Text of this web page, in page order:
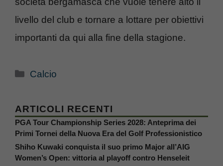
livello del club e tornare a lottare per obiettivi
importanti da qui alla fine della stagione.
Categorie
Calcio
ARTICOLI RECENTI
PGA Tour Championship Series 2028: Anteprima dei
Primi Tornei della Nuova Era del Golf Professionistico
Shiho Kuwaki conquista il suo primo Major all’AIG
Women’s Open: vittoria al playoff contro Henseleit